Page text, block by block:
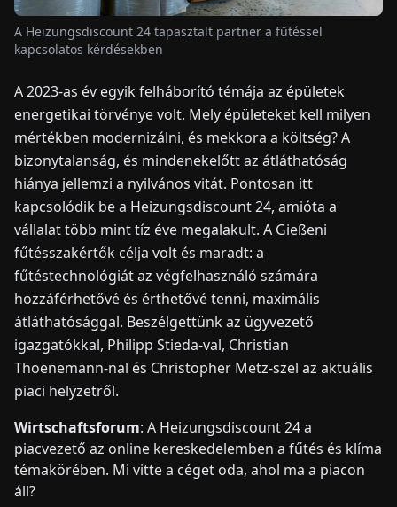
ENDEFRESITNLPLHU
A Heizungsdiscount 24 tapasztalt partner a fűtéssel
kapcsolatos kérdésekben
A 2023-as év egyik felháborító témája az épületek
energetikai törvénye volt. Mely épületeket kell milyen
mértékben modernizálni, és mekkora a költség? A
bizonytalanság, és mindenekelőtt az átláthatóság
hiánya jellemzi a nyilvános vitát. Pontosan itt
kapcsolódik be a Heizungsdiscount 24, amióta a
vállalat több mint tíz éve megalakult. A Gießeni
fűtésszakértők célja volt és maradt: a
fűtéstechnológiát az végfelhasználó számára
hozzáférhetővé és érthetővé tenni, maximális
átláthatósággal. Beszélgettünk az ügyvezető
igazgatókkal, Philipp Stieda-val, Christian
Thoenemann-nal és Christopher Metz-szel az aktuális
piaci helyzetről.
Wirtschaftsforum: A Heizungsdiscount 24 a
piacvezető az online kereskedelemben a fűtés és klíma
témakörében. Mi vitte a céget oda, ahol ma a piacon
áll?